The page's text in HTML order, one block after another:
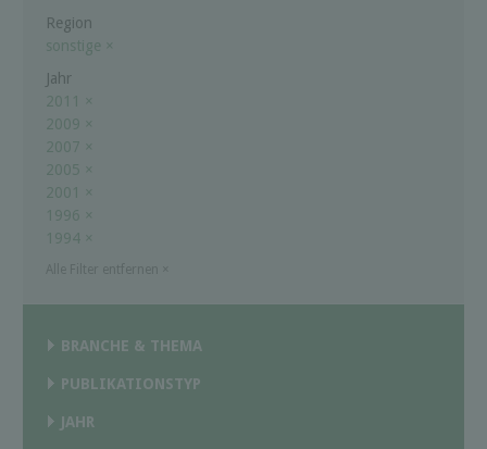
Region
sonstige ×
Jahr
2011
×
2009 ×
2007 ×
2005 ×
2001
×
1996 ×
1994 ×
BRANCHE & THEMA
PUBLIKATIONSTYP
JAHR